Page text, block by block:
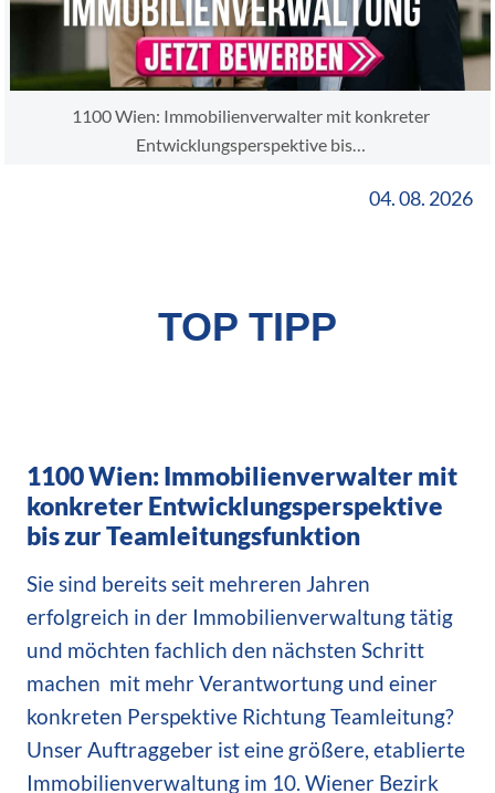
1100 Wien: Immobilienverwalter mit konkreter
Entwicklungsperspektive bis…
04. 08. 2026
TOP TIPP
1100 Wien: Immobilienverwalter mit
konkreter Entwicklungsperspektive
bis zur Teamleitungsfunktion
Sie sind bereits seit mehreren Jahren
erfolgreich in der Immobilienverwaltung tätig
und möchten fachlich den nächsten Schritt
machen  mit mehr Verantwortung und einer
konkreten Perspektive Richtung Teamleitung?
Unser Auftraggeber ist eine größere, etablierte
Immobilienverwaltung im 10. Wiener Bezirk